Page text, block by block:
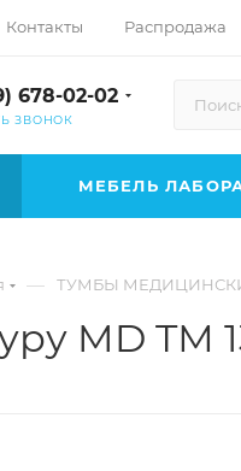
Контакты Распродажа
678-02-02
ЗВОНОК
МЕБЕЛЬ
— ТУМБЫ
MD TМ